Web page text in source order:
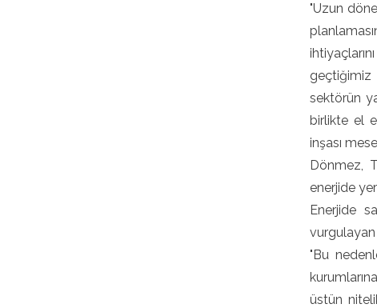
"Uzun
sektörün
birlikte el
inşası
Dönmez,
enerjide
Enerjide
vurgulayan
"Bu
üstün